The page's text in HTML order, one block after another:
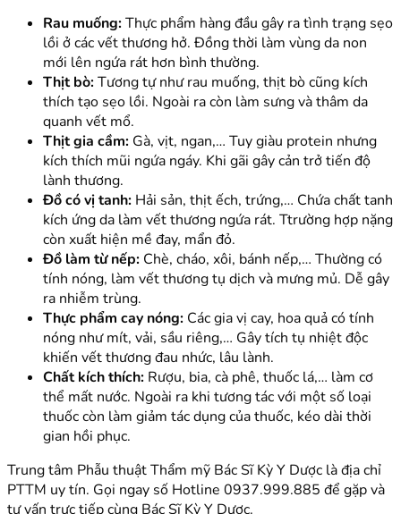
Rau muống:Thực phẩm hàng đầu gây ra tình trạng sẹo
lồi ở các vết thương hở. Đồng thời làm vùng da non
mới lên ngứa rát hơn bình thường.
Thịt bò:Tương tự như rau muống, thịt bò cũng kích
thích tạo sẹo lồi. Ngoài ra còn làm sưng và thâm da
quanh vết mổ.
Thịt gia cầm: Gà, vịt, ngan,… Tuy giàu protein nhưng
kích thích mũi ngứa ngáy. Khi gãi gây cản trở tiến độ
lành thương.
Đồ có vị tanh: Hải sản, thịt ếch, trứng,… Chứa chất tanh
kích ứng da làm vết thương ngứa rát. Ttrường hợp nặng
còn xuất hiện mề đay, mẩn đỏ.
Đồ làm từ nếp: Chè, cháo, xôi, bánh nếp,… Thường có
tính nóng, làm vết thương tụ dịch và mưng mủ. Dễ gây
ra nhiễm trùng.
Thực phẩm cay nóng: Các gia vị cay, hoa quả có tính
nóng như mít, vải, sầu riêng,… Gây tích tụ nhiệt độc
khiến vết thương đau nhức, lâu lành.
Chất kích thích: Rượu, bia, cà phê, thuốc lá,… làm cơ
thể mất nước. Ngoài ra khi tương tác với một số loại
thuốc còn làm giảm tác dụng của thuốc, kéo dài thời
gian hồi phục.
Trung tâm Phẫu thuật Thẩm mỹ Bác Sĩ Kỳ Y Dược là địa chỉ
PTTM uy tín. Gọi ngay số Hotline 0937.999.885 để gặp và
tư vấn trực tiếp cùng Bác Sĩ Kỳ Y Dược.